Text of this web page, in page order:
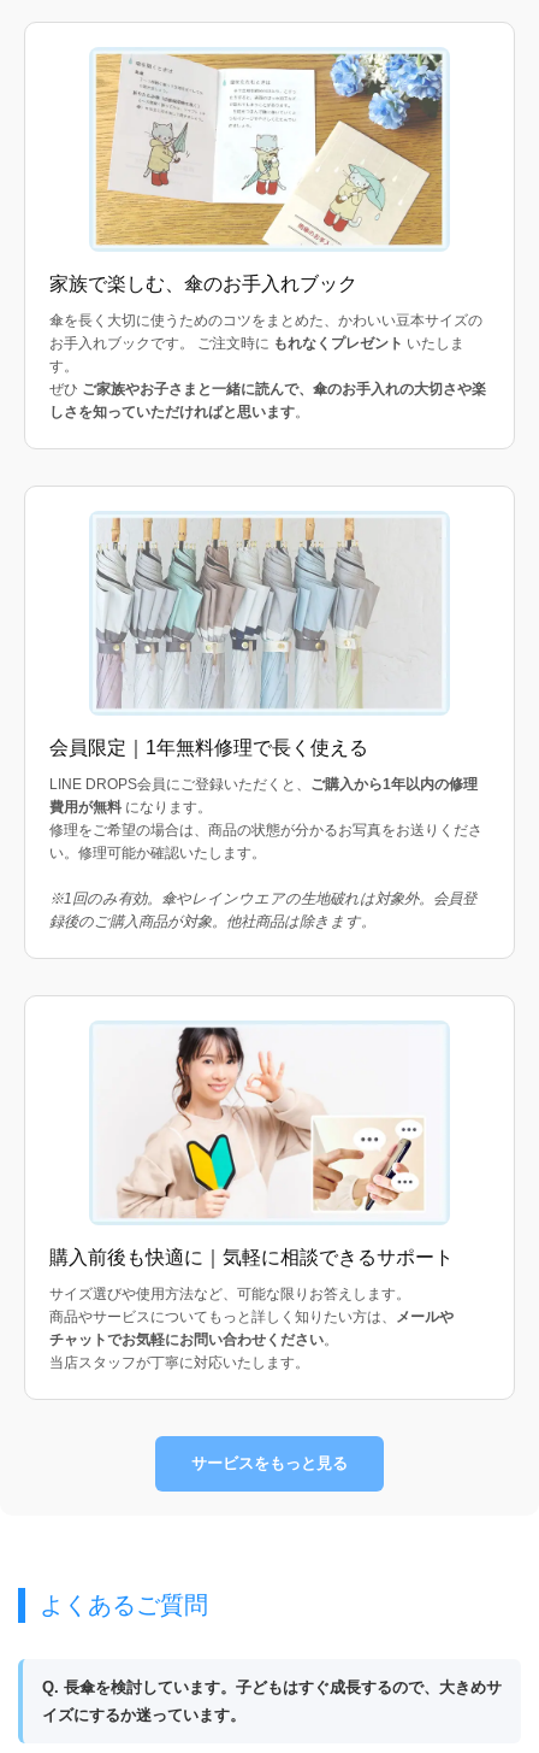
家族で楽しむ、傘のお手入れブック
傘を長く大切に使うためのコツをまとめた、かわいい豆本サイズの
お手入れブックです。 ご注文時に もれなくプレゼント いたしま
す。
ぜひ ご家族やお子さまと一緒に読んで、傘のお手入れの大切さや楽
しさを知っていただければと思います。
会員限定｜1年無料修理で長く使える
LINE DROPS会員にご登録いただくと、 ご購入から1年以内の修理
費用が無料 になります。
修理をご希望の場合は、商品の状態が分かるお写真をお送りくださ
い。修理可能か確認いたします。
※1回のみ有効。傘やレインウエアの生地破れは対象外。会員登
録後のご購入商品が対象。他社商品は除きます。
購入前後も快適に｜気軽に相談できるサポート
サイズ選びや使用方法など、可能な限りお答えします。
商品やサービスについてもっと詳しく知りたい方は、 メールや
チャットでお気軽にお問い合わせください。
当店スタッフが丁寧に対応いたします。
サービスをもっと見る
よくあるご質問
Q. 長傘を検討しています。子どもはすぐ成長するので、大きめサ
イズにするか迷っています。